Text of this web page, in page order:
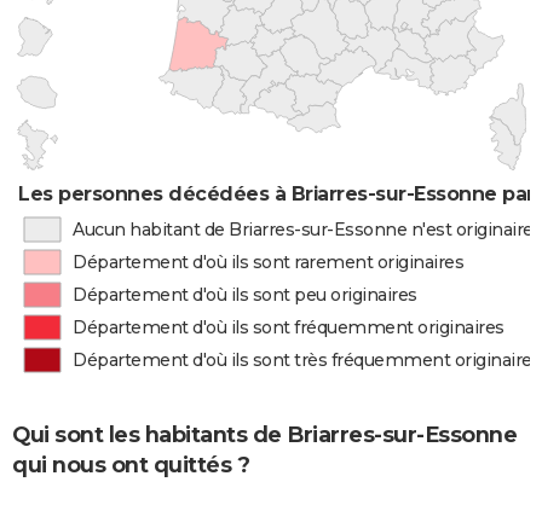
Les personnes décédées à Briarres-sur-Essonne
Aucun habitant de Briarres-sur-Essonne n'est
Département d'où ils sont rarement originaires
Département d'où ils sont peu originaires
Département d'où ils sont fréquemment originaires
Département d'où ils sont très fréquemment originaires
Qui sont les habitants de Briarres-sur-Essonne
qui nous ont quittés ?